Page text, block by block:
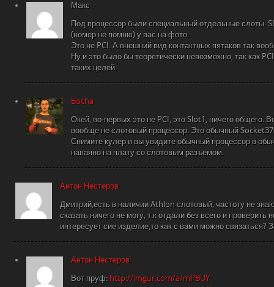
Макс
Под процессор были специальный отдельные слоты.
(номер не помню) у вас на фото.
Это не PCI. А внешний вид контактных пятаков так
Ну и это было бы теоретически невозможно, так как
таких целей.
Bocha
Окей, во-первых это не PCI, это Slot1, ничего общего.
вообще не слотовый процессор. Это обычный
Снимите кулер и вы увидите обычный процессор в
напаяно на плату со слотовым разъемом.
Антон Нестеров
Дмитрий,есть в наличии Athlon слотовый, частоту не
сказать ничего не могу, т.к отдали без всего и
интересует сие изделие,то как с вами можно связаться?
Антон Нестеров
Вот пруф: http://imgur.com/a/mPBUY